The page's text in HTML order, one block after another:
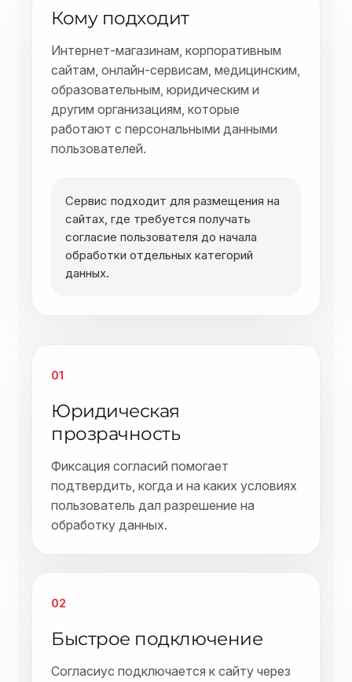
Кому подходит
Интернет-магазинам, корпоративным
сайтам, онлайн-сервисам, медицинским,
образовательным, юридическим и
другим организациям, которые
работают с персональными данными
пользователей.
Сервис подходит для размещения на
сайтах, где требуется получать
согласие пользователя до начала
обработки отдельных категорий
данных.
01
Юридическая
прозрачность
Фиксация согласий помогает
подтвердить, когда и на каких условиях
пользователь дал разрешение на
обработку данных.
02
Быстрое подключение
Согласиус подключается к сайту через